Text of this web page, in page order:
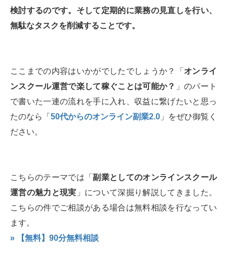
検討するのです。そして定期的に業務の見直しを行い、
無駄なタスクを削減することです。
ここまでの内容はいかがでしたでしょうか？「 オンライ
ンスクール運営で楽して稼ぐことは可能か？ 」のパート
で書いた一連の流れを手に入れ、収益に繋げたいと思っ
たのなら「 50代からのオンライン副業2.0 」をぜひ御覧く
ださい。
こちらのテーマでは「副業としてのオンラインスクール
運営の魅力と現実 」について深掘り解説してきました。
こちらの件でご相談がある場合は無料相談を行なってい
ます。
» 【無料】90分無料相談